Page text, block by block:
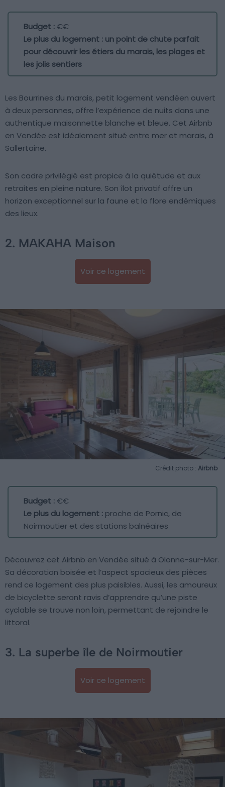
Budget :€€
Le plus du logement : un point de chute parfait
pour découvrir les étiers du marais, les plages et
les jolis sentiers
Les Bourrines du marais, petit logement vendéen ouvert
à deux personnes, offre l’expérience de nuits dans une
authentique maisonnette blanche et bleue. Cet Airbnb
en Vendée est idéalement situé entre mer et marais, à
Sallertaine.
Son cadre privilégié est propice à la quiétude et aux
retraites en pleine nature. Son îlot privatif offre un
horizon exceptionnel sur la faune et la flore endémiques
des lieux.
2. MAKAHA Maison
Voir ce logement
Crédit photo : Airbnb
Budget :€€
Le plus du logement : proche de Pornic, de
Noirmoutier et des stations balnéaires
Découvrez cet Airbnb en Vendée situé à Olonne-sur-Mer.
Sa décoration boisée et l’aspect spacieux des pièces
rend ce logement des plus paisibles. Aussi, les amoureux
de bicyclette seront ravis d’apprendre qu’une piste
cyclable se trouve non loin, permettant de rejoindre le
littoral.
3. La superbe île de Noirmoutier
Voir ce logement